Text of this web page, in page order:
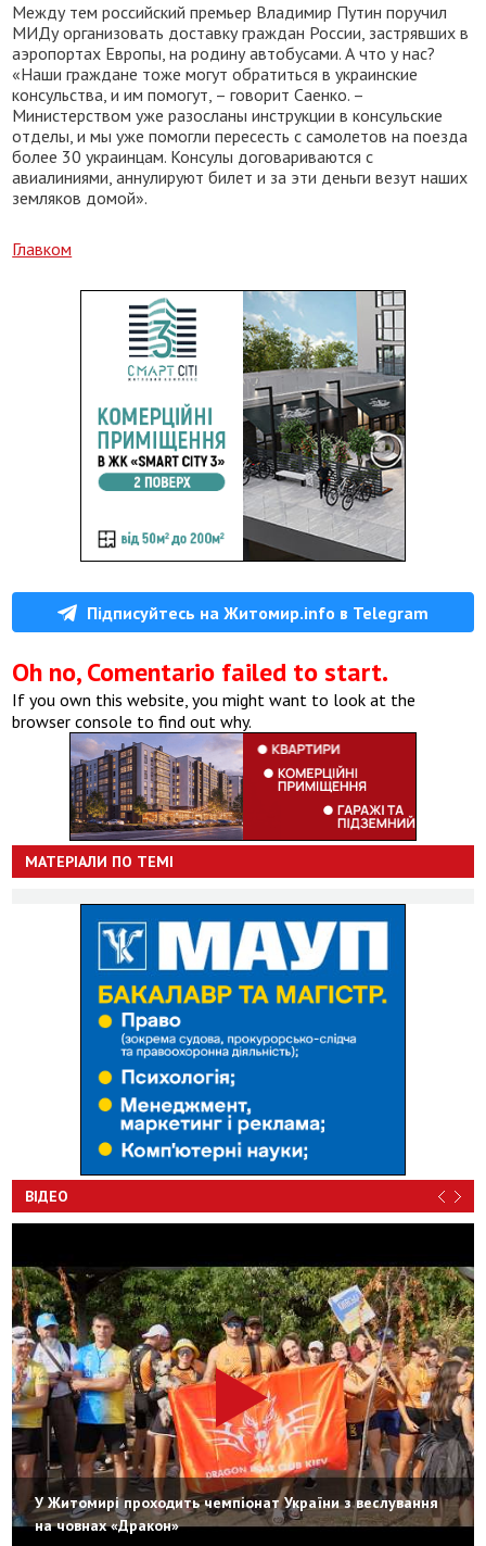
Между тем российский премьер Владимир Путин поручил
МИДу организовать доставку граждан России, застрявших в
аэропортах Европы, на родину автобусами. А что у нас?
«Наши граждане тоже могут обратиться в украинские
консульства, и им помогут, – говорит Саенко. –
Министерством уже разосланы инструкции в консульские
отделы, и мы уже помогли пересесть с самолетов на поезда
более 30 украинцам. Консулы договариваются с
авиалиниями, аннулируют билет и за эти деньги везут наших
земляков домой».
Главком
Підписуйтесь на Житомир.info в Telegram
Oh no, Comentario failed to start.
If you own this website, you might want to look at the
browser console to find out why.
МАТЕРІАЛИ ПО ТЕМІ
ВІДЕО
У Житомирі проходить чемпіонат України з веслування
на човнах «Дракон»